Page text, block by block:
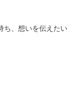
ち、想いを伝えたい